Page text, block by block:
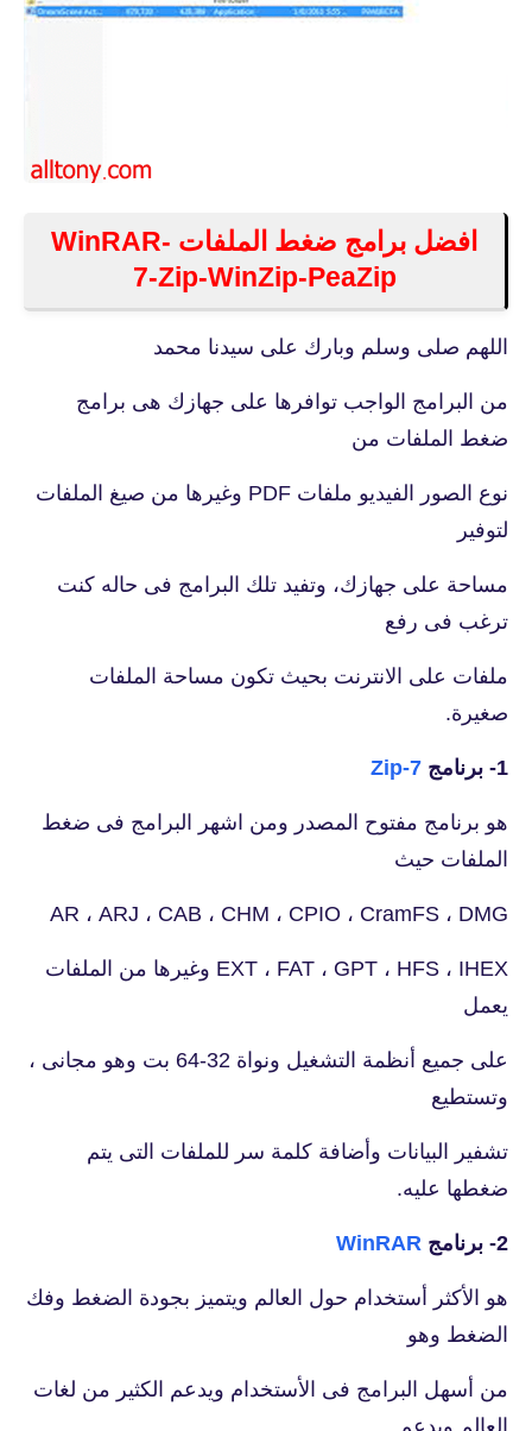
افضل برامج ضغط الملفات WinRAR-
7-Zip-WinZip-PeaZip
اللهم صلى وسلم وبارك على سيدنا محمد
من البرامج الواجب توافرها على جهازك هى برامج
ضغط الملفات من
نوع الصور الفيديو ملفات PDF وغيرها من صيغ الملفات
لتوفير
مساحة على جهازك، وتفيد تلك البرامج فى حاله كنت
ترغب فى رفع
ملفات على الانترنت بحيث تكون مساحة الملفات
صغيرة.
1- برنامج 7-Zip
هو برنامج مفتوح المصدر ومن اشهر البرامج فى ضغط
الملفات حيث
AR ، ARJ ، CAB ، CHM ، CPIO ، CramFS ، DMG
EXT ، FAT ، GPT ، HFS ، IHEX وغيرها من الملفات
يعمل
على جميع أنظمة التشغيل ونواة 32-64 بت وهو مجانى ،
وتستطيع
تشفير البيانات وأضافة كلمة سر للملفات التى يتم
ضغطها عليه.
2- برنامج WinRAR
هو الأكثر أستخدام حول العالم ويتميز بجودة الضغط وفك
الضغط وهو
من أسهل البرامج فى الأستخدام ويدعم الكثير من لغات
العالم ويدعم